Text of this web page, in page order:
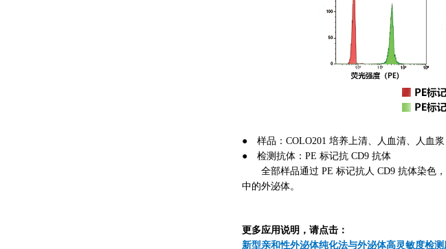
● 样品：COLO201 培养上清、人血清、人血
● 检测抗体：PE 标记抗 CD9 抗体
全部样品通过 PE 标记抗人 CD9 抗体染色，
中的外泌体。
更多应用说明，请点击：
新型亲和性外泌体纯化法与外泌体高灵敏度检测